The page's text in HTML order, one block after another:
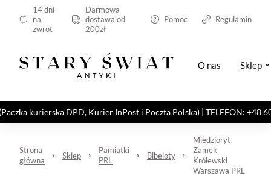
14 dni
na
zwrot
Darmowa
dostawa od
200zł
Pomoc Regulamin
O nas Sklep
kurierska DPD, Kurier InPost i Poczta Polska) | TELEFON: +48
Strona
główna
Sklep
Pamiątki
PRL
Bibeloty
Miedzioryt
Zamek
Królewski
Warszawa PRL